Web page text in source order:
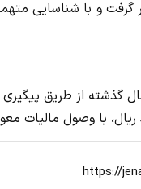
ریال، با وصول مالیات